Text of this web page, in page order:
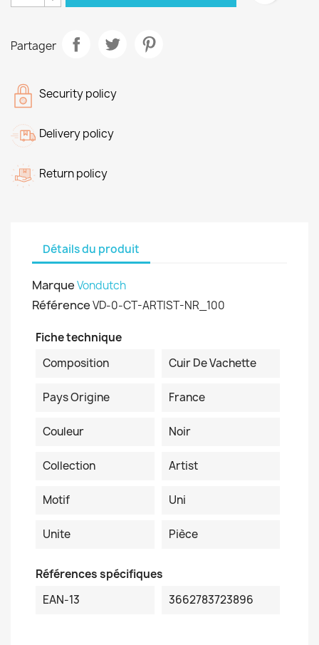
Partager
Security policy
Delivery policy
Return policy
Détails du produit
MarqueVondutch
RéférenceVD-0-CT-ARTIST-NR_100
Fiche technique
Composition
Cuir De Vachette
Pays Origine France
Couleur Noir
Collection Artist
Motif Uni
Unite Pièce
Références spécifiques
EAN-13
3662783723896